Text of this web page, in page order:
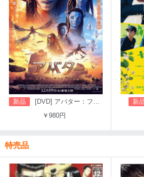
新品
[DVD] アバター：ファイヤー・アンド・アッシュ
￥980円
新
特売品